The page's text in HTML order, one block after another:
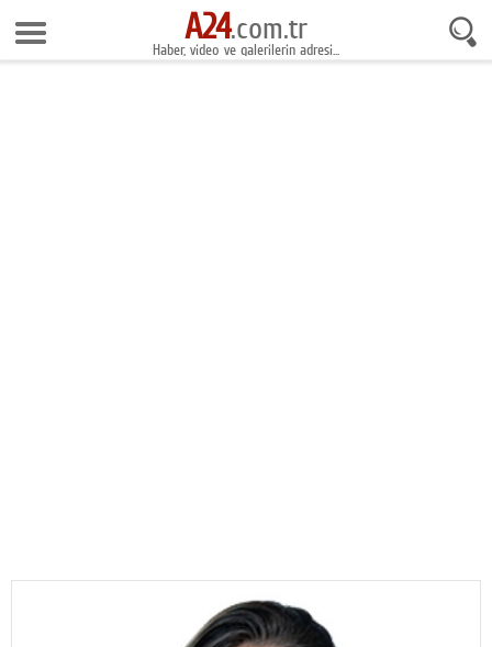
8 Ağustos 2026 4:19:34
Anasayfa
A24.com.tr
Haber, video ve galerilerin adresi...